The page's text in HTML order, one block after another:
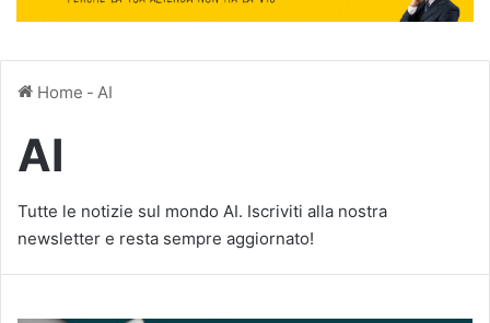
Home - AI
AI
Tutte le notizie sul mondo AI. Iscriviti alla nostra
newsletter e resta sempre aggiornato!